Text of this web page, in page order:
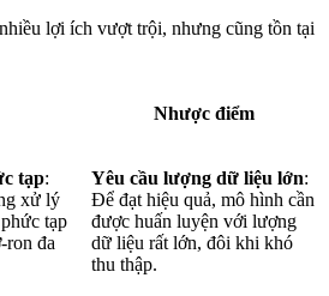
lợi ích vượt trội, nhưng cũng tồn tại
Nhược điểm
tạp:
xử lý
tạp
ron đa
Yêu cầu lượng dữ liệu lớn:
Để đạt hiệu quả, mô hình cần
được huấn luyện với lượng
dữ liệu rất lớn, đôi khi khó
thu thập.